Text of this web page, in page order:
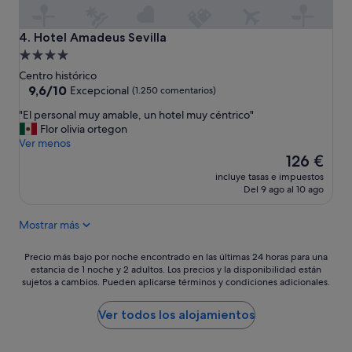
4. Hotel Amadeus Sevilla
Hotel Amadeus Sevilla
Alojamiento
de
4.0 estrellas
Centro histórico
9.6
10,
Excepcional,
(1.250 comentarios)
9,6/10 Excepcional (1.250 comentarios)
"
l
n
u
"El personal muy amable, un hotel muy céntrico"
Flor olivia ortegon
Ver menos
El
precio
actual
126 €
incluye tasas e impuestos
Del 9 ago al 10 ago
Mostrar más
Precio
más
bajo
Precio más bajo por noche encontrado en las últimas 24 horas para una
estancia de 1 noche y 2 adultos. Los precios y la disponibilidad están
sujetos a cambios. Pueden aplicarse términos y condiciones adicionales.
Ver todos los alojamientos